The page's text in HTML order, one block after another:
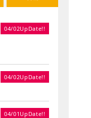
04/02UpDate!!
04/02UpDate!!
04/01UpDate!!